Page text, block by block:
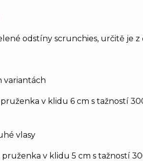
odstíny scrunchies, určitě je z
variantách
v klidu 6 cm s tažností
vlasy
v klidu 5 cm s tažností